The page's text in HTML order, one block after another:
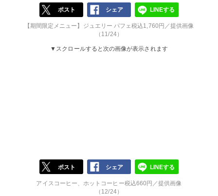
ポスト シェア LINEする
【期間限定メニュー】ジュエリー パフェ税込1,760円／提供画像
（11/24）
▼スクロールすると次の画像が表示されます
ポスト シェア LINEする
アイスコーヒー、ホットコーヒー税込660円／提供画像
（12/24）